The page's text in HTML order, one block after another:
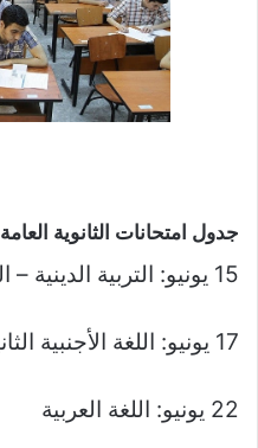
جدول امتحانات الثانوية العامة 2025 – النظام الجديد
15 يونيو: التربية الدينية – التربية الوطنية
17 يونيو: اللغة الأجنبية الثانية
22 يونيو: اللغة العربية